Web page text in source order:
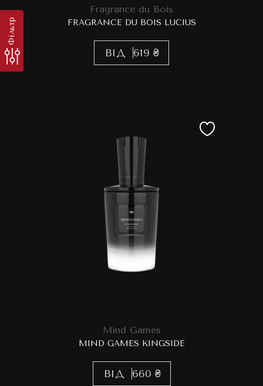
Фільтр
Fragrance du Bois
FRAGRANCE DU BOIS LUCIUS
ВІД 619 ₴
Mind Games
MIND GAMES KINGSIDE
ВІД 660 ₴